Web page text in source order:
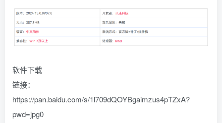
软件下载
链接：
https://pan.baidu.com/s/1l709dQOYBgaimzus4pTZxA?
pwd=jpg0